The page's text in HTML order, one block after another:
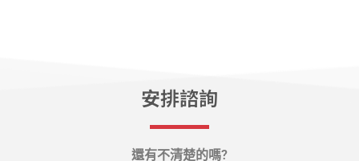
安排諮詢
還有不清楚的嗎?